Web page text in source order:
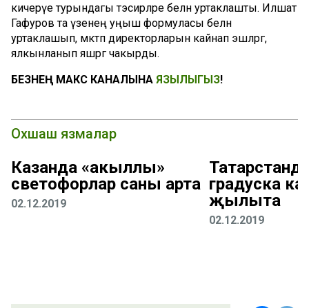
кичерүе турындагы тәэсирләре белән уртаклашты. Илшат
Гафуров та үзенең уңыш формуласы белән
уртаклашып, мәктәп директорларын кайнап эшләргә,
ялкынланып яшәргә чакырды.
БЕЗНЕҢ МАКС КАНАЛЫНА ЯЗЫЛЫГЫЗ!
Охшаш язмалар
Казанда «акыллы»
светофорлар саны арта
02.12.2019
градуска
җылыта
02.12.2019